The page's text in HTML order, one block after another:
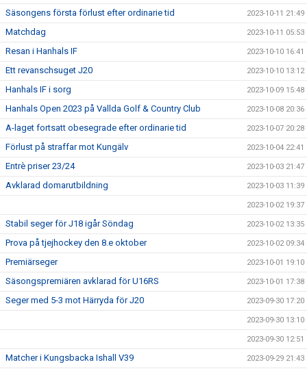
Säsongens första förlust efter ordinarie tid 2023-10-11 21:49
Matchdag 2023-10-11 05:53
Resan i Hanhals IF 2023-10-10 16:41
Ett revanschsuget J20 2023-10-10 13:12
Hanhals IF i sorg 2023-10-09 15:48
Hanhals Open 2023 på Vallda Golf & Country Club 2023-10-08 20:36
A-laget fortsatt obesegrade efter ordinarie tid 2023-10-07 20:28
Förlust på straffar mot Kungälv 2023-10-04 22:41
Entrè priser 23/24 2023-10-03 21:47
Avklarad domarutbildning 2023-10-03 11:39
2023-10-02 19:37
Stabil seger för J18 igår Söndag 2023-10-02 13:35
Prova på tjejhockey den 8.e oktober 2023-10-02 09:34
Premiärseger 2023-10-01 19:10
Säsongspremiären avklarad för U16RS 2023-10-01 17:38
Seger med 5-3 mot Härryda för J20 2023-09-30 17:20
2023-09-30 13:10
2023-09-30 12:51
Matcher i Kungsbacka Ishall V39 2023-09-29 21:43